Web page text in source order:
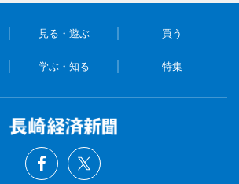
見る・遊ぶ 買う
学ぶ・知る 特集